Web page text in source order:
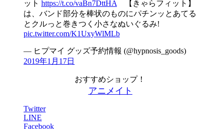
ット https://t.co/vaBn7DttHA 【きゃらフィット】
は、バンド部分を棒状のものにパチンッとあてる
とクルっと巻きつく小さなぬいぐるみ!
pic.twitter.com/K1UxyWlMLb
— ヒプマイ グッズ予約情報 (@hypnosis_goods)
2019年1月17日
おすすめショップ！
アニメイト
Twitter
LINE
Facebook